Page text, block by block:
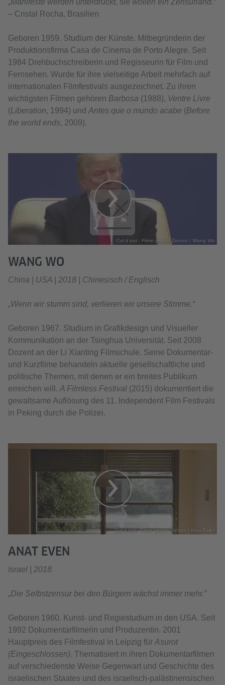
„Manifeste werden unterdrückt, sie wollen ein Zensurland.“
– Cristal Rocha, Brasilien
Geboren 1959. Studium der Künste. Mitbegründerin der
Produktionsfirma Casa de Cinema de Porto Alegre. Seit
1984 Drehbuchschreiberin und Regisseurin für Film und
Fernsehen. Wurde für ihre vielseitige Arbeit mehrfach auf
internationalen Filmfestivals ausgezeichnet. Zu ihren
wichtigsten Filmen gehören Barbosa (1988), Ventre Livre
(Liberation, 1994) undAntes que o mundo acabe (Before
the world ends, 2009).
Cut it out - Filme gegen Zensur | Wang Wo
WANG WO
China | USA | 2018 | Chinesisch / Englisch
„Wenn wir stumm sind, verlieren wir unsere Stimme.“
Geboren 1967. Studium in Grafikdesign und Visueller
Kommunikation an der Tsinghua Universität. Seit 2008
Dozent an der Li Xianting Filmschule. Seine Dokumentar-
und Kurzfilme behandeln aktuelle gesellschaftliche und
politische Themen, mit denen er ein breites Publikum
erreichen will. A Filmless Festival (2015) dokumentiert die
gewaltsame Auflösung des 11. Independent Film Festivals
in Peking durch die Polizei.
Cut it out - Filme gegen Zensur | Anat Even
ANAT EVEN
Israel | 2018
„Die Selbstzensur bei den Bürgern wächst immer mehr.”
Geboren 1960. Kunst- und Regiestudium in den USA. Seit
1992 Dokumentarfilmerin und Produzentin. 2001
Hauptpreis des Filmfestival in Leipzig für Asurot
(Eingeschlossen). Thematisiert in ihren Dokumentarfilmen
auf verschiedenste Weise Gegenwart und Geschichte des
israelischen Staates und des israelisch-palästinensischen